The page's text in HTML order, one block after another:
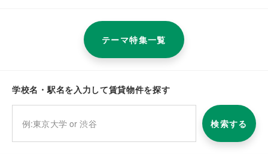
テーマ特集一覧
学校名・駅名を入力して賃貸物件を探す
検索する